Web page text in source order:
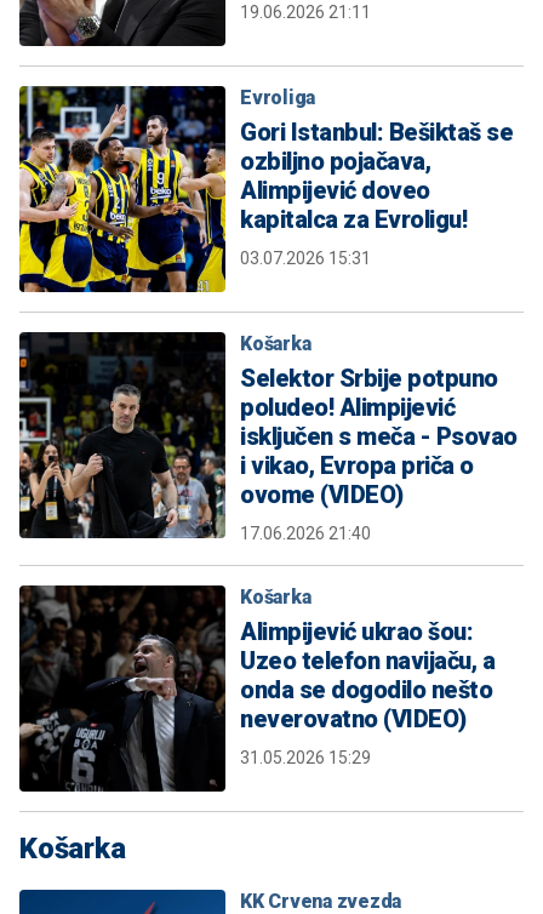
19.06.2026 21:11
Evroliga
Gori Istanbul: Bešiktaš se
ozbiljno pojačava,
Alimpijević doveo
kapitalca za Evroligu!
03.07.2026 15:31
Košarka
Selektor Srbije potpuno
poludeo! Alimpijević
isključen s meča - Psovao
i vikao, Evropa priča o
ovome (VIDEO)
17.06.2026 21:40
Košarka
Alimpijević ukrao šou:
Uzeo telefon navijaču, a
onda se dogodilo nešto
neverovatno (VIDEO)
31.05.2026 15:29
Košarka
KK Crvena zvezda